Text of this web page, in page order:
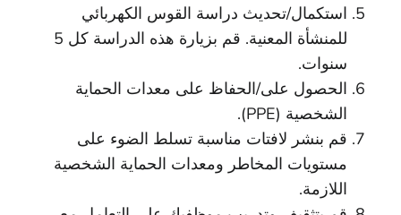
استكمال/تحديث دراسة القوس الكهربائي
للمنشأة المعنية. قم بزيارة هذه الدراسة كل 5
سنوات.
الحصول على/الحفاظ على معدات الحماية
الشخصية (PPE).
قم بنشر لافتات مناسبة تسلط الضوء على
مستويات المخاطر ومعدات الحماية الشخصية
اللازمة.